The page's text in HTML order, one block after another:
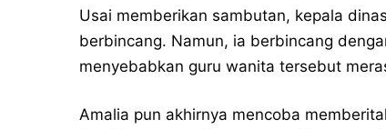
Usai memberikan sambutan, kepala
berbincang. Namun, ia berbincang
menyebabkan guru wanita tersebut
Amalia pun akhirnya mencoba